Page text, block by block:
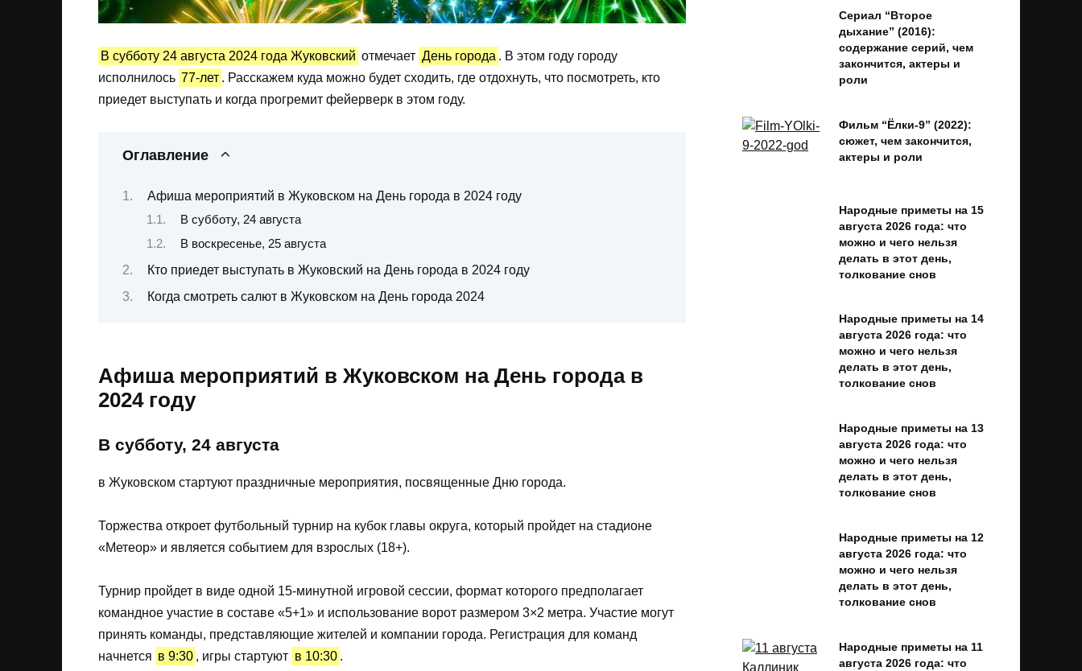
В субботу 24 августа 2024 года Жуковский отмечает День города . В этом году городу
исполнилось 77-лет . Расскажем куда можно будет сходить, где отдохнуть, что посмотреть, кто
приедет выступать и когда прогремит фейерверк в этом году.
Оглавление
Афиша мероприятий в Жуковском на День города в 2024 году
В субботу, 24 августа
В воскресенье, 25 августа
Кто приедет выступать в Жуковский на День города в 2024 году
Когда смотреть салют в Жуковском на День города 2024
Афиша мероприятий в Жуковском на День города в
2024 году
В субботу, 24 августа
в Жуковском стартуют праздничные мероприятия, посвященные Дню города.
Торжества откроет футбольный турнир на кубок главы округа, который пройдет на стадионе
«Метеор» и является событием для взрослых (18+).
Турнир пройдет в виде одной 15-минутной игровой сессии, формат которого предполагает
командное участие в составе «5+1» и использование ворот размером 3×2 метра. Участие могут
принять команды, представляющие жителей и компании города. Регистрация для команд
начнется в 9:30 , игры стартуют в 10:30 .
Сериал “Второе
дыхание” (2016):
содержание серий, чем
закончится, актеры и
роли
Фильм “Ёлки-9” (2022):
сюжет, чем закончится,
актеры и роли
Народные приметы на 15
августа 2026 года: что
можно и чего нельзя
делать в этот день,
толкование снов
Народные приметы на 14
августа 2026 года: что
можно и чего нельзя
делать в этот день,
толкование снов
Народные приметы на 13
августа 2026 года: что
можно и чего нельзя
делать в этот день,
толкование снов
Народные приметы на 12
августа 2026 года: что
можно и чего нельзя
делать в этот день,
толкование снов
Народные приметы на 11
августа 2026 года: что